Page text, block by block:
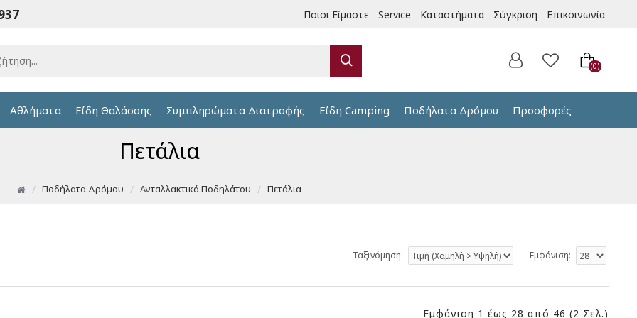
Ποιοι Είμαστε Service Καταστήματα Σύγκριση Επικοινωνία
0
Αθλήματα Είδη Θαλάσσης Συμπληρώματα Διατροφής Είδη Camping Ποδήλατα Δρόμου Προσφορές
Ποδήλατα Δρόμου Ανταλλακτικά Ποδηλάτου Πετάλια
Πετάλια
Ταξινόμηση: Εμφάνιση:
Εμφάνιση 1 έως 28 από 46 (2 Σελ.)